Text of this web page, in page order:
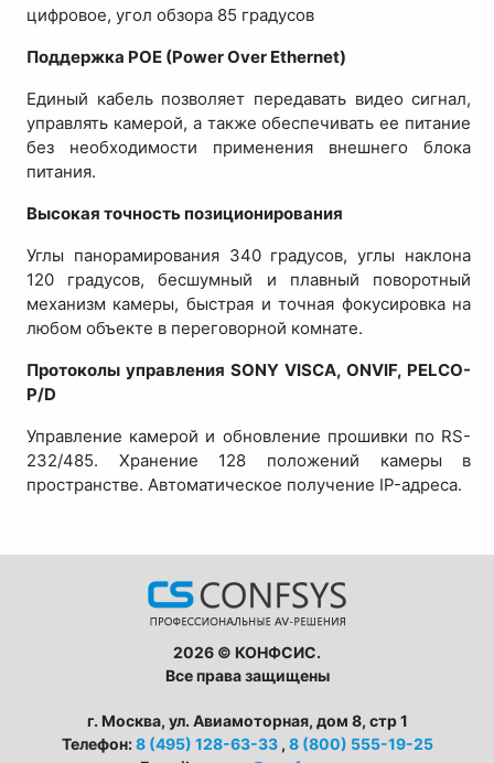
цифровое, угол обзора 85 градусов
Поддержка POE (Power Over Ethernet)
Единый кабель позволяет передавать видео сигнал,
управлять камерой, а также обеспечивать ее питание
без необходимости применения внешнего блока
питания.
Высокая точность позиционирования
Углы панорамирования 340 градусов, углы наклона
120 градусов, бесшумный и плавный поворотный
механизм камеры, быстрая и точная фокусировка на
любом объекте в переговорной комнате.
Протоколы управления SONY VISCA, ONVIF, PELCO-
P/D
Управление камерой и обновление прошивки по RS-
232/485. Хранение 128 положений камеры в
пространстве. Автоматическое получение IP-адреса.
2026 © КОНФСИС.
Все права защищены
г. Москва, ул. Авиамоторная, дом 8, стр 1
Телефон:8 (495) 128-63-33 , 8 (800) 555-19-25